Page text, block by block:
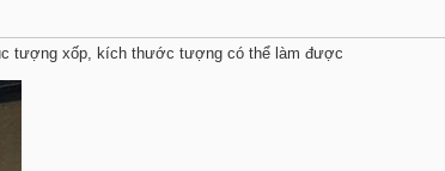
tượng xốp, kích thước tượng có thể làm được